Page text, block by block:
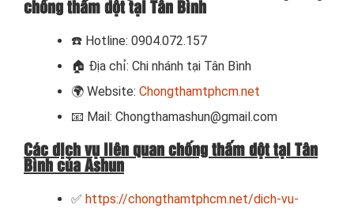
chống thấm dột tại Tân Bình
☎️ Hotline: 0904.072.157
🏠 Địa chỉ: Chi nhánh tại Tân Bình
🌍 Website: Chongthamtphcm.net
📧 Mail: Chongthamashun@gmail.com
Các dịch vụ liên quan chống thấm dột tại Tân
Bình của Ashun
✅ https://chongthamtphcm.net/dich-vu-